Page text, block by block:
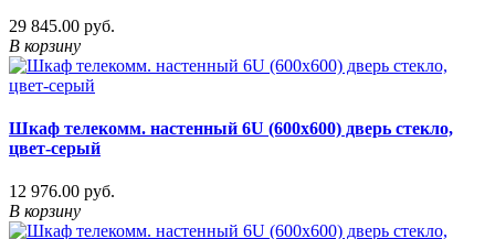
29 845.00 руб.
В корзину
Шкаф телекомм. настенный 6U (600x600) дверь стекло,
цвет-серый
12 976.00 руб.
В корзину